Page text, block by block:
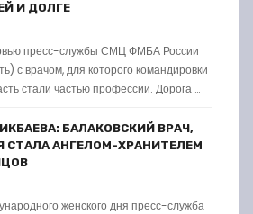
И ДОЛГЕ
пресс-службы СМЦ ФМБА России
с врачом, для которого командировки
стали частью профессии. Дорога …
БАЛАКОВСКИЙ ВРАЧ,
СТАЛА АНГЕЛОМ-ХРАНИТЕЛЕМ
женского дня пресс-служба